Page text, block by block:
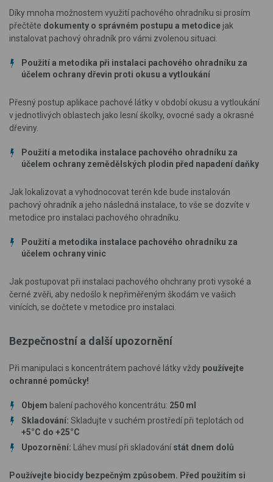
Díky mnoha možnostem využití pachového ohradníku si prosím
přečtěte dokumenty o správném postupu a metodice jak
instalovat pachový ohradník pro vámi zvolenou situaci.
Použití a metodika při instalaci pachového ohradníku za
účelem ochrany dřevin proti okusu a vytloukání
Přesný postup aplikace pachové látky v období okusu a vytloukání
v jednotlivých oblastech jako lesní školky, ovocné sady a okrasné
dřeviny.
Použití a metodika instalace pachového ohradníku za
účelem ochrany zemědělských plodin před napadení daňky
Jak lokalizovat a vyhodnocovat terén kde bude instalován
pachový ohradník a jeho následná instalace, to vše se dozvíte v
metodice pro instalaci pachového ohradníku.
Použití a metodika instalace pachového ohradníku za
účelem ochrany vinic
Jak postupovat při instalaci pachového ohchrany proti vysoké a
černé zvěři, aby nedošlo k nepřiměřeným škodám ve vašich
vinících, se dočtete v metodice pro instalaci.
Bezpečnostní a další upozornění
Při manipulaci s koncentrátem pachové látky vždy používejte
ochranné pomůcky!
Objem balení pachového koncentrátu: 250 ml
Skladování: Skladujte v suchém prostředí při teplotách od
+5°C do +25°C
Upozornění: Láhev musí při skladování stát dnem dolů
Používejte biocidy bezpečným způsobem. Před použitím si